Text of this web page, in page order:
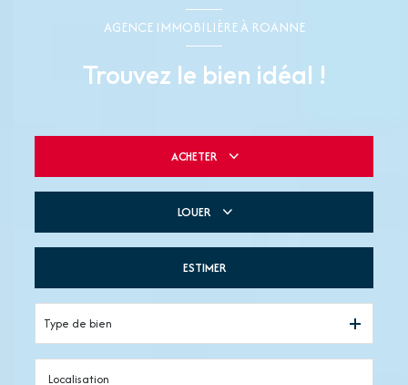
AGENCE IMMOBILIÈRE À ROANNE
Trouvez le bien idéal !
ACHETER
De l'immo pro
LOUER
De l'immo pro
ESTIMER
Type de bien